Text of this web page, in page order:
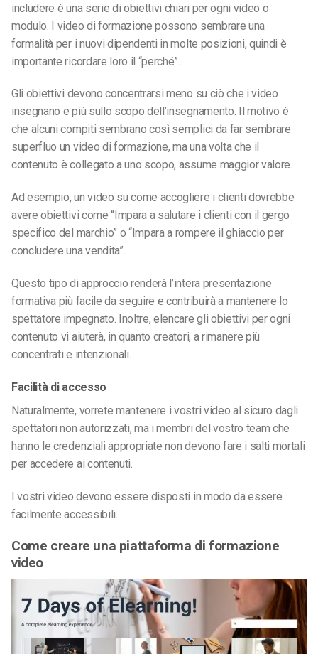
includere è una serie di obiettivi chiari per ogni video o
modulo. I video di formazione possono sembrare una
formalità per i nuovi dipendenti in molte posizioni, quindi è
importante ricordare loro il “perché”.
Gli obiettivi devono concentrarsi meno su ciò che i video
insegnano e più sullo scopo dell’insegnamento. Il motivo è
che alcuni compiti sembrano così semplici da far sembrare
superfluo un video di formazione, ma una volta che il
contenuto è collegato a uno scopo, assume maggior valore.
Ad esempio, un video su come accogliere i clienti dovrebbe
avere obiettivi come “Impara a salutare i clienti con il gergo
specifico del marchio” o “Impara a rompere il ghiaccio per
concludere una vendita”.
Questo tipo di approccio renderà l’intera presentazione
formativa più facile da seguire e contribuirà a mantenere lo
spettatore impegnato. Inoltre, elencare gli obiettivi per ogni
contenuto vi aiuterà, in quanto creatori, a rimanere più
concentrati e intenzionali.
Facilità di accesso
Naturalmente, vorrete mantenere i vostri video al sicuro dagli
spettatori non autorizzati, ma i membri del vostro team che
hanno le credenziali appropriate non devono fare i salti mortali
per accedere ai contenuti.
I vostri video devono essere disposti in modo da essere
facilmente accessibili.
Come creare una piattaforma di formazione
video